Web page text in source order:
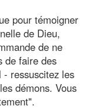
pour témoigner
de Dieu,
de ne
de faire des
ressuscitez les
démons. Vous